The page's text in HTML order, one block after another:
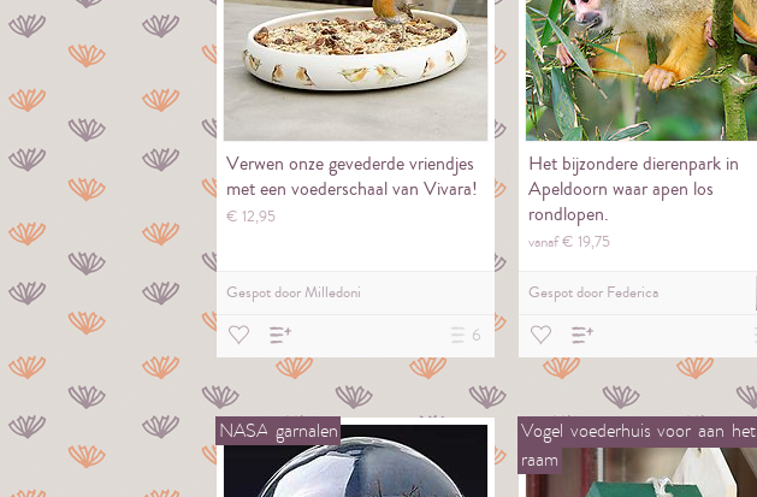
Verwen onze gevederde vriendjes
met een voederschaal van Vivara!
€ 12,95
Gespot doorMilledoni
6
Het bijzondere dierenpark in
Apeldoorn waar apen los
rondlopen.
vanaf € 19,75
Gespot door Federica
NASA garnalen Vogel voederhuis voor aan het
raam